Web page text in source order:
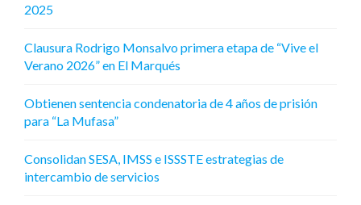
2025
Clausura Rodrigo Monsalvo primera etapa de “Vive el
Verano 2026” en El Marqués
Obtienen sentencia condenatoria de 4 años de prisión
para “La Mufasa”
Consolidan SESA, IMSS e ISSSTE estrategias de
intercambio de servicios